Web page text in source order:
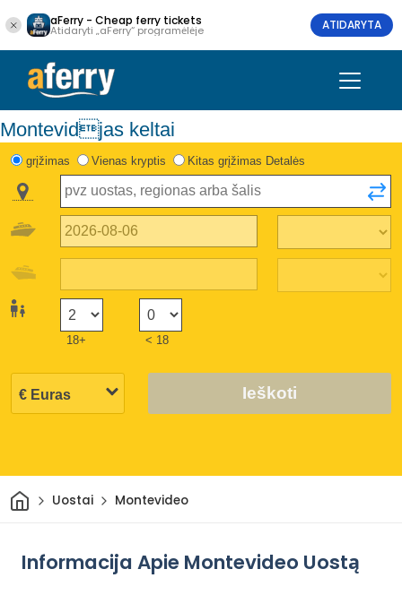
aFerry - Cheap ferry tickets
Atidaryti „aFerry“ programėlėje ATIDARYTA
Montevidjas keltai
grįžimas Vienas kryptis Kitas grįžimas Detalės
18+ < 18
Ieškoti
Pradžia
Uostai Montevideo
Informacija Apie Montevideo Uostą